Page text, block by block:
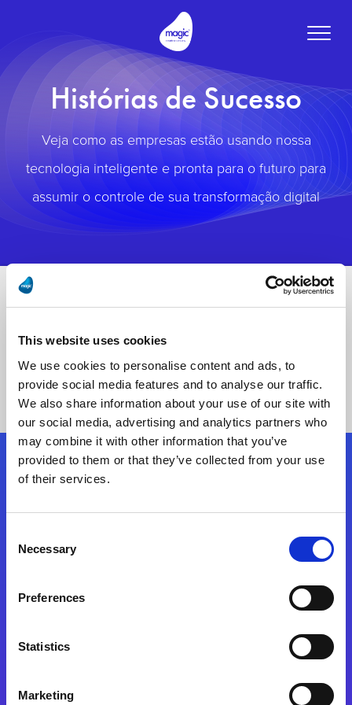
This website uses cookies
We use cookies to personalise content and ads, to
provide social media features and to analyse our traffic.
We also share information about your use of our site with
our social media, advertising and analytics partners who
may combine it with other information that you’ve
provided to them or that they’ve collected from your use
of their services.
Selection
Necessary
Preferences
Statistics
Marketing
Toggle
Histórias de Sucesso
Veja como as empresas estão usando nossa
tecnologia inteligente e pronta para o futuro para
assumir o controle de sua transformação digital
Siga-nos